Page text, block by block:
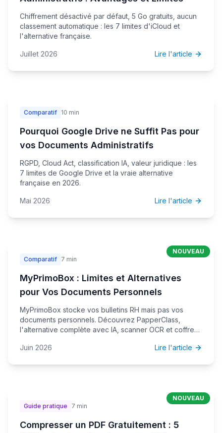
Chiffrement désactivé par défaut, 5 Go gratuits, aucun
classement automatique : les 7 limites d'iCloud et
l'alternative française.
Juillet 2026 Lire l'article
Comparatif 10 min
Pourquoi Google Drive ne Suffit Pas pour
vos Documents Administratifs
RGPD, Cloud Act, classification IA, valeur juridique : les
7 limites de Google Drive et la vraie alternative
française en 2026.
Mai 2026 Lire l'article
NOUVEAU
Comparatif 7 min
MyPrimoBox : Limites et Alternatives
pour Vos Documents Personnels
MyPrimoBox stocke vos bulletins RH mais pas vos
documents personnels. Découvrez PapperClass,
l'alternative complète avec IA, scanner OCR et coffre-
Juin 2026
Lire l'article
NOUVEAU
Guide pratique
7 min
Compresser un PDF Gratuitement : 5